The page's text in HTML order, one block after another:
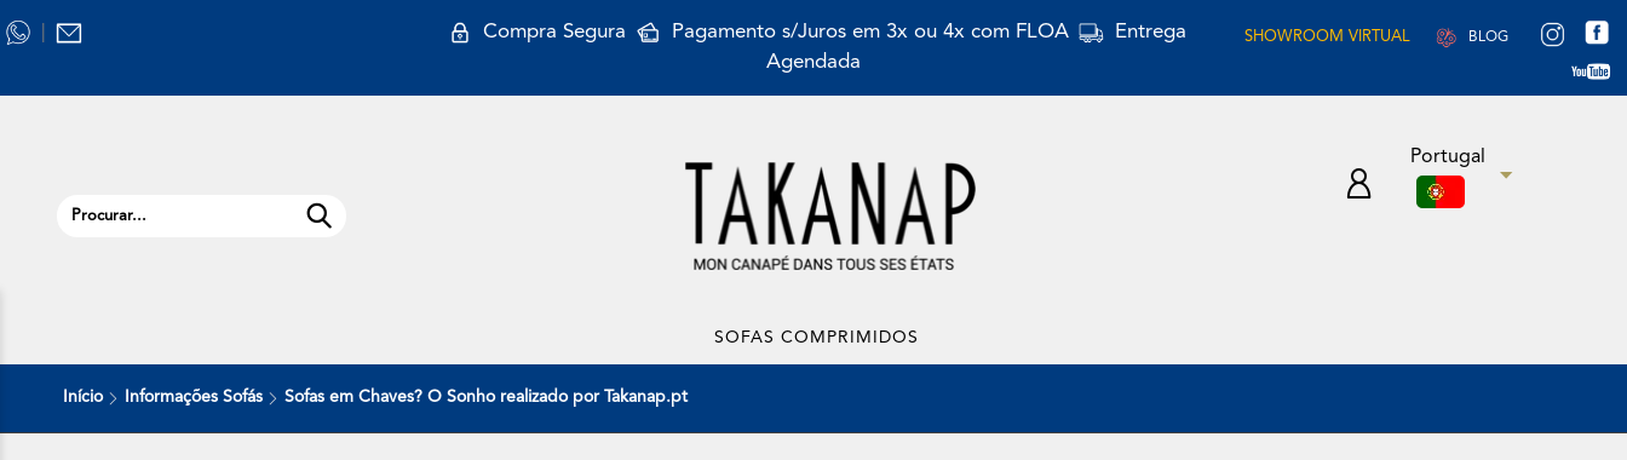
Compra Segura Pagamento s/Juros em 3x ou 4x com FLOA
Entrega
Agendada
SHOWROOM VIRTUAL BLOG
Portugal
SOFAS COMPRIMIDOS
Início Informações Sofás Sofas em Chaves? O Sonho realizado por Takanap.pt